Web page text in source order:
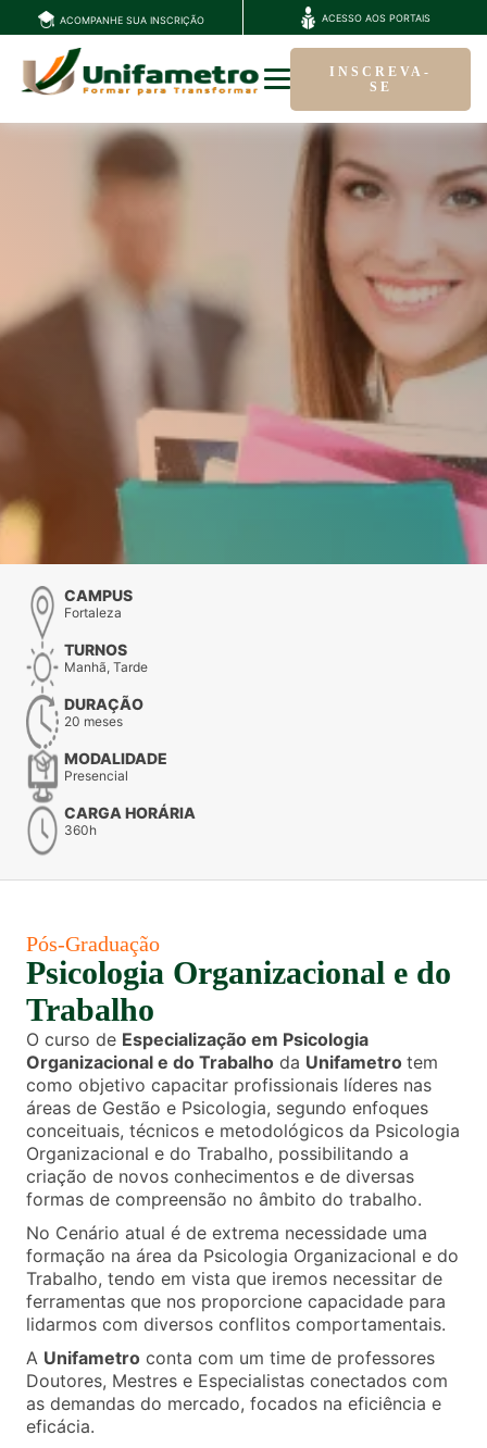
ACOMPANHE SUA INSCRIÇÃO ACESSO AOS PORTAIS
INSCREVA-
SE
CAMPUS
Fortaleza
TURNOS
Manhã, Tarde
DURAÇÃO
20 meses
MODALIDADE
Presencial
CARGA HORÁRIA
360h
Pós-Graduação
Psicologia Organizacional e do
Trabalho
O curso de Especialização em Psicologia
Organizacional e do Trabalho da Unifametro tem
como objetivo capacitar profissionais líderes nas
áreas de Gestão e Psicologia, segundo enfoques
conceituais, técnicos e metodológicos da Psicologia
Organizacional e do Trabalho, possibilitando a
criação de novos conhecimentos e de diversas
formas de compreensão no âmbito do trabalho.
No Cenário atual é de extrema necessidade uma
formação na área da Psicologia Organizacional e do
Trabalho, tendo em vista que iremos necessitar de
ferramentas que nos proporcione capacidade para
lidarmos com diversos conflitos comportamentais.
A Unifametro conta com um time de professores
Doutores, Mestres e Especialistas conectados com
as demandas do mercado, focados na eficiência e
eficácia.